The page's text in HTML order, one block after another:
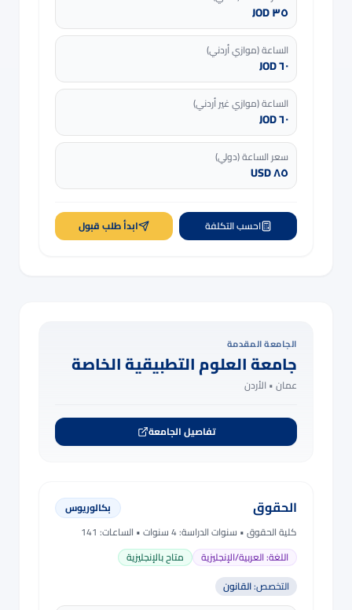
٣٥ JOD
الساعة (موازي أردني)
٦٠ JOD
الساعة (موازي غير أردني)
٦٠ JOD
سعر الساعة (دولي)
٨٥ USD
احسب التكلفة ابدأ طلب قبول
الجامعة المقدمة
جامعة العلوم التطبيقية الخاصة
عمان • الأردن
تفاصيل الجامعة
الحقوق
بكالوريوس
كلية الحقوق• سنوات الدراسة:4 سنوات
• الساعات: 141
اللغة:العربية/الإنجليزية
متاح بالإنجليزية
التخصص:القانون